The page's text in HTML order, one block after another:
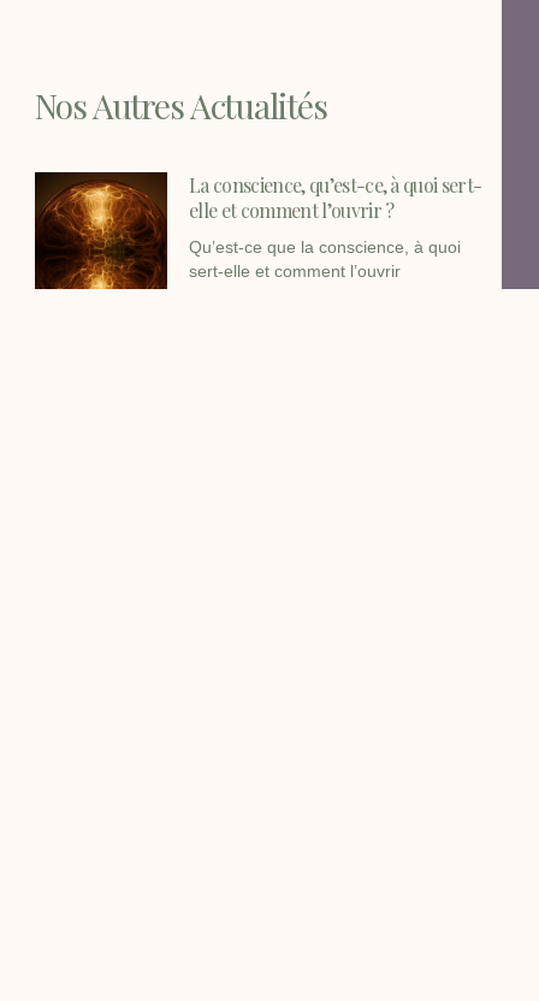
Nos Autres Actualités
La conscience, qu’est-ce, à quoi sert-
elle et comment l’ouvrir ?
Qu’est-ce que la conscience, à quoi
sert-elle et comment l’ouvrir